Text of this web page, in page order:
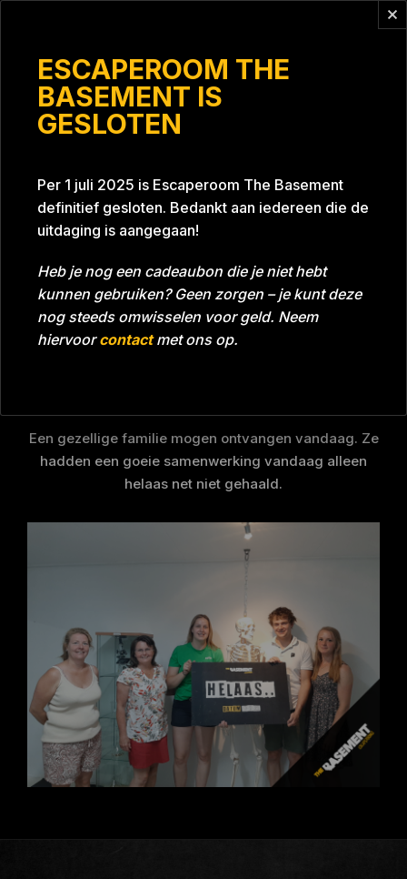
ESCAPEROOM THE
BASEMENT IS
GESLOTEN
Per 1 juli 2025 is Escaperoom The Basement
definitief gesloten. Bedankt aan iedereen die de
uitdaging is aangegaan!
Heb je nog een cadeaubon die je niet hebt
kunnen gebruiken? Geen zorgen – je kunt deze
nog steeds omwisselen voor geld. Neem
hiervoorcontactmet ons op.
Tijd Bijna gehaald Datum 09-07-2023
Room Project Blue 26A8
Een gezellige familie mogen ontvangen vandaag. Ze
hadden een goeie samenwerking vandaag alleen
helaas net niet gehaald.